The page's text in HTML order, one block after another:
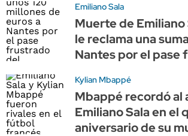
Emiliano Sala
Muerte de
le reclama una
Nantes por el pase
Kylian Mbappé
Mbappé recordó al
Emiliano Sala en el
aniversario de su